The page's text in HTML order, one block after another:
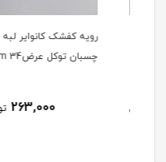
رویه کفشک کانوایر لبه
چسبان توکل عرضmm 34
263,000 تومان